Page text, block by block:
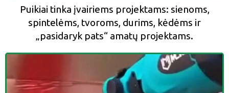
Puikiai tinka įvairiems projektams: sienoms,
spintelėms, tvoroms, durims, kėdėms ir
„pasidaryk pats“ amatų projektams.